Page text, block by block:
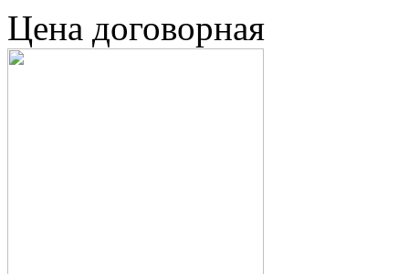
Цена договорная